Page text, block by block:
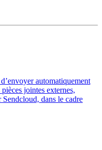
automatiquement
jointes externes,
dans le cadre